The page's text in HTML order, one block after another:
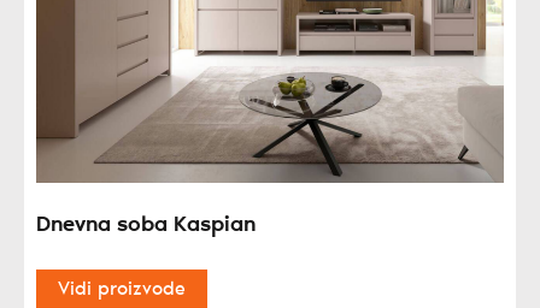
Dnevna soba Kaspian
Vidi proizvode